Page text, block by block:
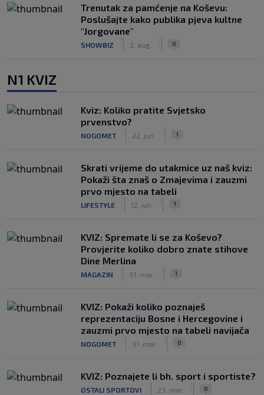
Trenutak za pamćenje na Koševu:
Poslušajte kako publika pjeva kultne
"Jorgovane"
SHOWBIZ 2. aug. 0
N1 KVIZ
Kviz: Koliko pratite Svjetsko
prvenstvo?
NOGOMET 22. jun. 1
Skrati vrijeme do utakmice uz naš kviz:
Pokaži šta znaš o Zmajevima i zauzmi
prvo mjesto na tabeli
LIFESTYLE 12. jun. 1
KVIZ: Spremate li se za Koševo?
Provjerite koliko dobro znate stihove
Dine Merlina
MAGAZIN 31. mar. 1
KVIZ: Pokaži koliko poznaješ
reprezentaciju Bosne i Hercegovine i
zauzmi prvo mjesto na tabeli navijača
NOGOMET 31. mar. 0
KVIZ: Poznajete li bh. sport i sportiste?
OSTALI SPORTOVI 23. mar. 0